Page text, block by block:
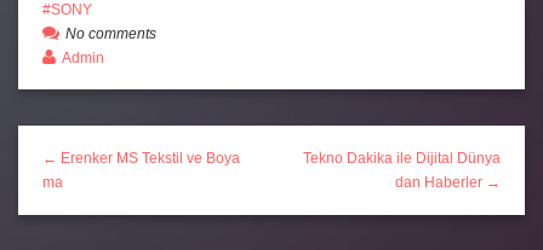
SONY
No comments
Admin
← Erenker MS Tekstil ve Boya
ma
Tekno Dakika ile Dijital Dünya
dan Haberler →